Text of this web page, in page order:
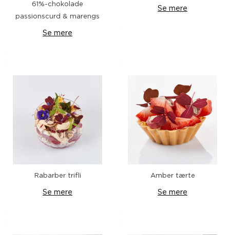
61%-chokolade
passionscurd & marengs
Se mere
Se mere
Rabarber trifli
Se mere
Amber tærte
Se mere